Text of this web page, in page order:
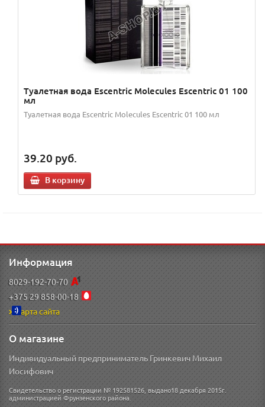
Туалетная вода Escentric Molecules Escentric 01 100
мл
Туалетная вода Escentric Molecules Escentric 01 100 мл
39.20 руб.
В корзину
Информация
8029-192-70-70
+375 29 858-00-18
Карта сайта
О магазине
Индивидуальный предприниматель Гринкевич Михаил
Иосифович
Свидетельство о регистрации № 192581526, выдано18 декабря 2015г.
администрацией Фрунзенского района.